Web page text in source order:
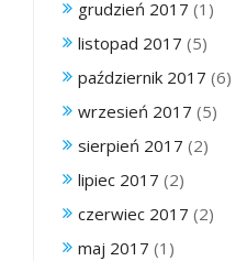
grudzień 2017 (1)
listopad 2017 (5)
październik 2017 (6)
wrzesień 2017 (5)
sierpień 2017 (2)
lipiec 2017 (2)
czerwiec 2017 (2)
maj 2017 (1)